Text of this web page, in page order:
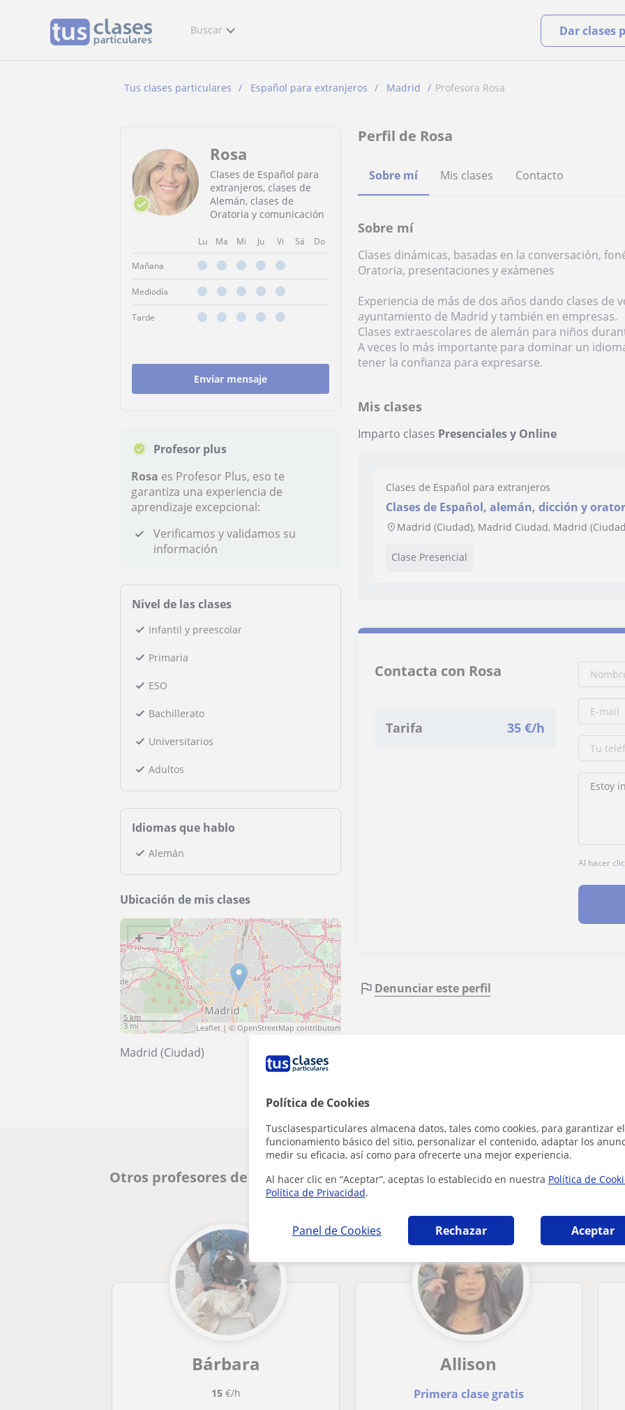
Política de Cookies
Tusclasesparticulares almacena datos, tales como cookies, para garantizar el
funcionamiento básico del sitio, personalizar el contenido, adaptar los
medir su eficacia, así como para ofrecerte una mejor experiencia.
Al hacer clic en “Aceptar”, aceptas lo establecido en nuestra Política de
Política de Privacidad.
Panel de Cookies Rechazar Aceptar
Buscar Dar clases
Tus clases particulares Español para extranjeros Madrid Profesora Rosa
Rosa
Clases de Español para
extranjeros, clases de
Alemán, clases de
Oratoria y comunicación
Lu Ma Mi Ju Vi Sá Do
Mañana
Mediodía
Tarde
Enviar mensaje
Profesor plus
Rosa es Profesor Plus, eso te
garantiza una experiencia de
aprendizaje excepcional:
Verificamos y validamos su
información
Nivel de las clases
Infantil y preescolar
Primaria
ESO
Bachillerato
Universitarios
Adultos
Idiomas que hablo
Alemán
Ubicación de mis clases
+ −
5 km
3 mi
Leaflet | ©OpenStreetMap contributors
Madrid (Ciudad)
Perfil de Rosa
Sobre mí Mis clases Contacto
Sobre mí
Clases dinámicas, basadas en la conversación,
Oratoria, presentaciones y exámenes
Experiencia de más de dos años dando clases de
ayuntamiento de Madrid y también en empresas.
Clases extraescolares de alemán para niños
A veces lo más importante para dominar un
tener la confianza para expresarse.
Mis clases
Imparto clases Presenciales y Online
Clases de Español para extranjeros
Clases de Español, alemán, dicción y oratoria. Más de cinco
experiencia
Madrid (Ciudad), Madrid Ciudad, Madrid
Clase Presencial
Contacta con Rosa
Tarifa 35 €/h
Al hacer
Denunciar este perfil
Otros profesores de Español para extranjeros en Madrid que pueden
Bárbara
15€/h
Allison
Primera clase gratis